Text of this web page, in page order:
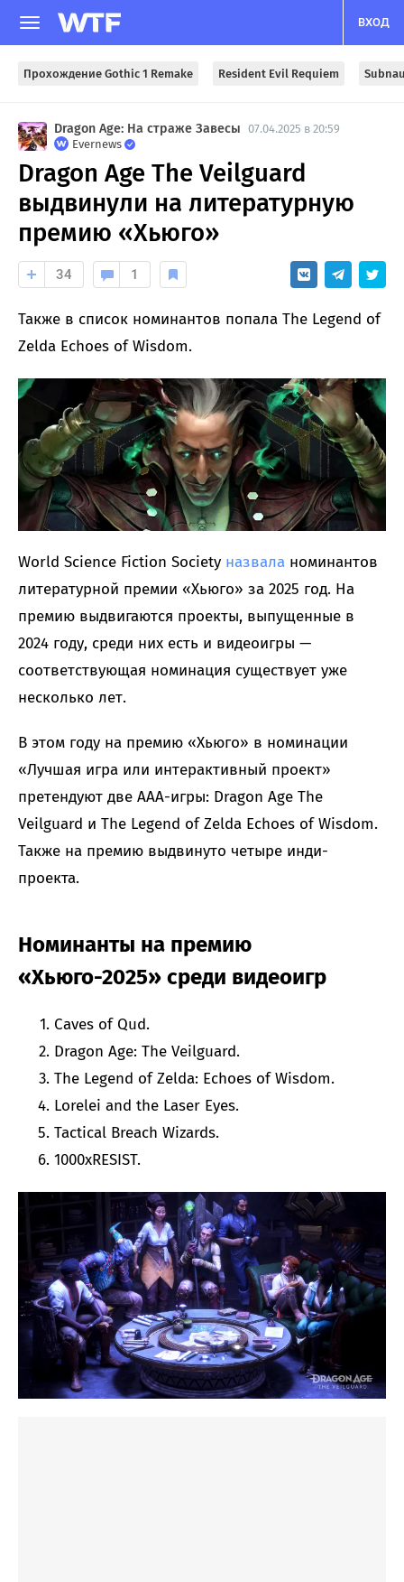
ВХОД
Прохождение Gothic 1 Remake Resident Evil Requiem
Dragon Age: На страже Завесы 07.04.2025 в 20:59
Evernews
Dragon Age The Veilguard
выдвинули на литературную
премию «Хьюго»
34 1
Также в список номинантов попала The Legend of
Zelda Echoes of Wisdom.
World Science Fiction Society назвала номинантов
литературной премии «Хьюго» за 2025 год. На
премию выдвигаются проекты, выпущенные в
2024 году, среди них есть и видеоигры —
соответствующая номинация существует уже
несколько лет.
В этом году на премию «Хьюго» в номинации
«Лучшая игра или интерактивный проект»
претендуют две ААА-игры: Dragon Age The
Veilguard и The Legend of Zelda Echoes of Wisdom.
Также на премию выдвинуто четыре инди-
проекта.
Номинанты на премию
«Хьюго-2025» среди видеоигр
Caves of Qud.
Dragon Age: The Veilguard.
The Legend of Zelda: Echoes of Wisdom.
Lorelei and the Laser Eyes.
Tactical Breach Wizards.
1000xRESIST.